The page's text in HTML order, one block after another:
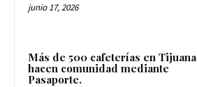
junio 17, 2026
Más de 500 cafeterías en Tijuana
hacen comunidad mediante
Pasaporte.